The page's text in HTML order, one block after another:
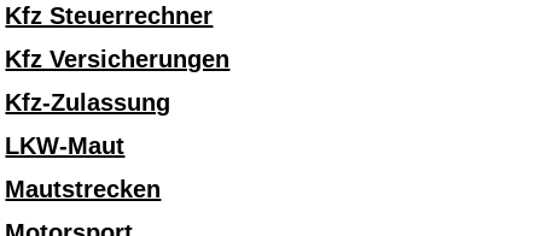
Kfz Steuerrechner
Kfz Versicherungen
Kfz-Zulassung
LKW-Maut
Mautstrecken